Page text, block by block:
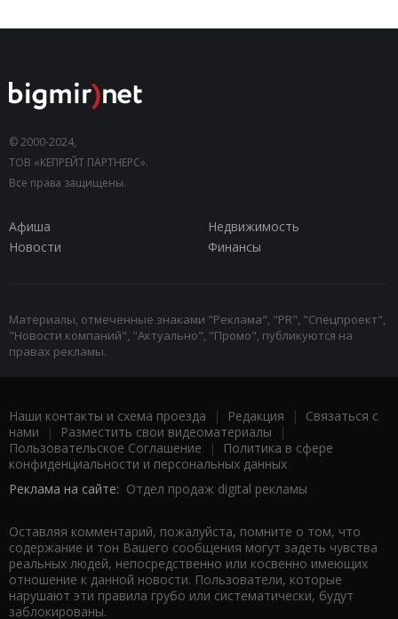
© 2000-2024,
ТОВ «КЕПРЕЙТ ПАРТНЕРС».
Все права защищены.
Афиша
Недвижимость
Новости
Финансы
Материалы, отмеченные знаками "Реклама", "PR", "Спецпроект",
"Новости компаний", "Актуально", "Промо", публикуются на
правах рекламы.
Наши контакты и схема проезда | Редакция | Связаться с
нами | Разместить свои видеоматериалы |
Пользовательское Соглашение |
Политика в сфере
конфиденциальности и персональных данных
Реклама на сайте: Отдел продаж digital рекламы
Оставляя комментарий, пожалуйста, помните о том, что
содержание и тон Вашего сообщения могут задеть чувства
реальных людей, непосредственно или косвенно имеющих
отношение к данной новости. Пользователи, которые
нарушают эти правила грубо или систематически, будут
заблокированы.